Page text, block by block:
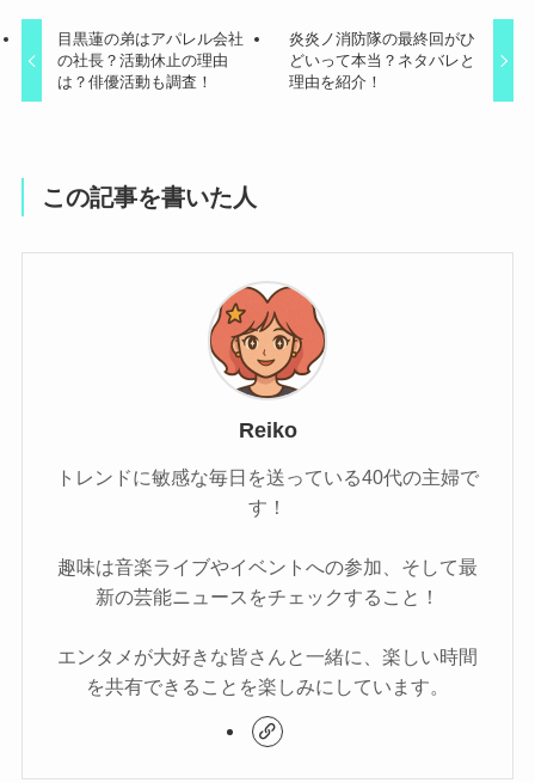
目黒蓮の弟はアパレル会社
の社長？活動休止の理由
は？俳優活動も調査！
炎炎ノ消防隊の最終回がひ
どいって本当？ネタバレと
理由を紹介！
この記事を書いた人
Reiko
トレンドに敏感な毎日を送っている40代の主婦で
す！
趣味は音楽ライブやイベントへの参加、そして最
新の芸能ニュースをチェックすること！
エンタメが大好きな皆さんと一緒に、楽しい時間
を共有できることを楽しみにしています。